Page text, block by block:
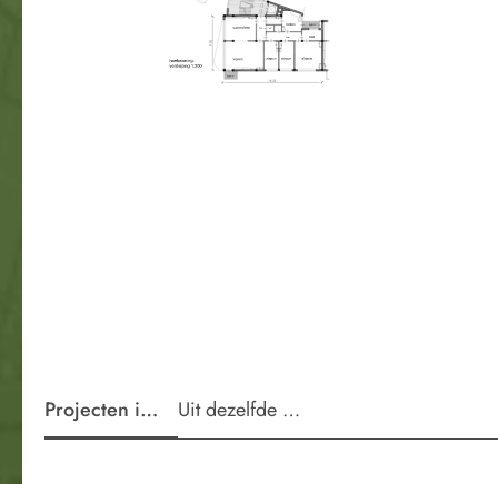
Projecten in de wijkUit dezelfde periode